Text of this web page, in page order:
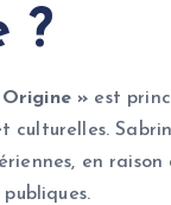
?
» est
culturelles.
en